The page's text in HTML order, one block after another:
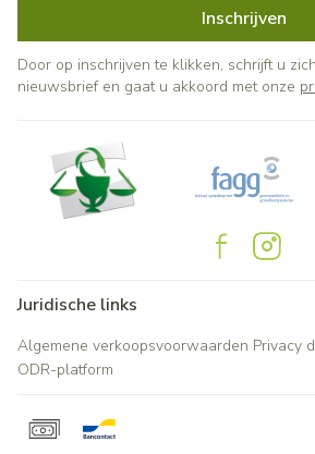
Inschrijven
Door op inschrijven te klikken, schrijft u
nieuwsbrief en gaat u akkoord met onze
Juridische links
Algemene verkoopsvoorwaarden Privacy
ODR-platform